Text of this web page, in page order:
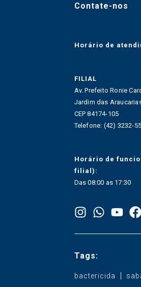
Contate-nos
Horário de
FILIAL
Av. Prefeito Ronie
Jardim das
CEP 84174-105
Telefone: (42) 3232-
Horário de
filial):
Das 08:00 as 17:30
Tags:
bactericida